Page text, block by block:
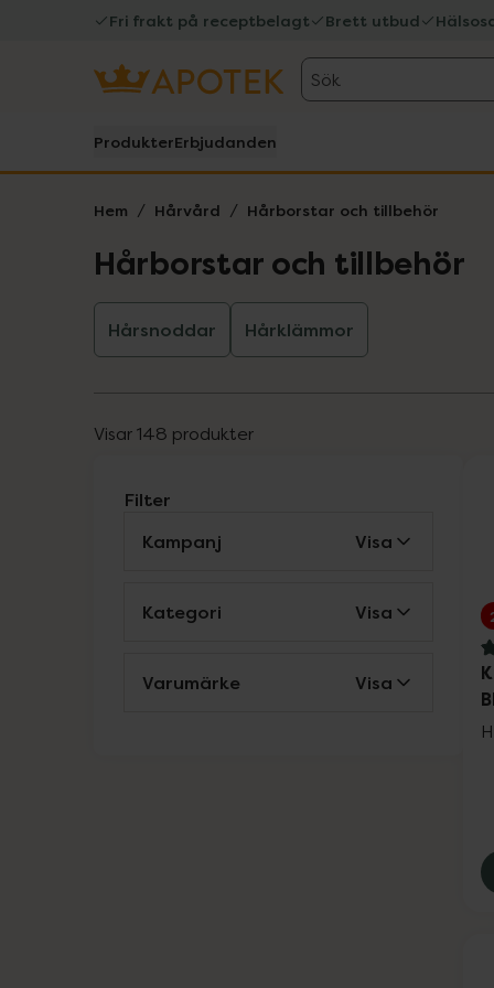
Fri frakt på receptbelagt Brett utbud
Sök
ProdukterErbjudanden
Hem Hårvård Hårborstar och tillbehör
Hårborstar och tillbehör
Hårsnoddar Hårklämmor
Visar 148 produkter
Filter
Kampanj
Visa
Kategori Visa
Varumärke Visa